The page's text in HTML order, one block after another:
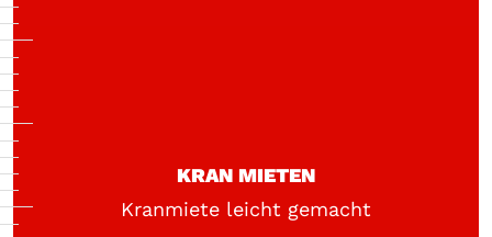
KRAN MIETEN
Kranmiete leicht gemacht